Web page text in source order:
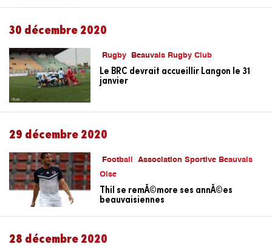
30 décembre 2020
Rugby Beauvais Rugby Club
Le BRC devrait accueillir Langon le 31
janvier
29 décembre 2020
Football
Association Sportive Beauvais
Oise
Thil se remÃ©more ses annÃ©es
beauvaisiennes
28 décembre 2020